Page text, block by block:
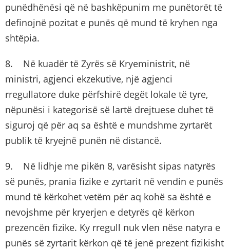
punëdhënësi që në bashkëpunim me punëtorët të
definojnë pozitat e punës që mund të kryhen nga
shtëpia.
8. Në kuadër të Zyrës së Kryeministrit, në
ministri, agjenci ekzekutive, një agjenci
rregullatore duke përfshirë degët lokale të tyre,
nëpunësi i kategorisë së lartë drejtuese duhet të
siguroj që për aq sa është e mundshme zyrtarët
publik të kryejnë punën në distancë.
9. Në lidhje me pikën 8, varësisht sipas natyrës
së punës, prania fizike e zyrtarit në vendin e punës
mund të kërkohet vetëm për aq kohë sa është e
nevojshme për kryerjen e detyrës që kërkon
prezencën fizike. Ky rregull nuk vlen nëse natyra e
punës së zyrtarit kërkon që të jenë prezent fizikisht